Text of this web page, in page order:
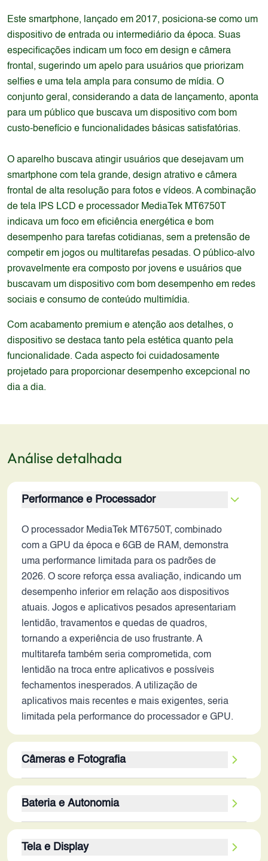
Este smartphone, lançado em 2017, posiciona-se como um
dispositivo de entrada ou intermediário da época. Suas
especificações indicam um foco em design e câmera
frontal, sugerindo um apelo para usuários que priorizam
selfies e uma tela ampla para consumo de mídia. O
conjunto geral, considerando a data de lançamento, aponta
para um público que buscava um dispositivo com bom
custo-benefício e funcionalidades básicas satisfatórias.
O aparelho buscava atingir usuários que desejavam um
smartphone com tela grande, design atrativo e câmera
frontal de alta resolução para fotos e vídeos. A combinação
de tela IPS LCD e processador MediaTek MT6750T
indicava um foco em eficiência energética e bom
desempenho para tarefas cotidianas, sem a pretensão de
competir em jogos ou multitarefas pesadas. O público-alvo
provavelmente era composto por jovens e usuários que
buscavam um dispositivo com bom desempenho em redes
sociais e consumo de conteúdo multimídia.
Com acabamento premium e atenção aos detalhes, o
dispositivo se destaca tanto pela estética quanto pela
funcionalidade. Cada aspecto foi cuidadosamente
projetado para proporcionar desempenho excepcional no
dia a dia.
Análise detalhada
Performance e Processador
O processador MediaTek MT6750T, combinado
com a GPU da época e 6GB de RAM, demonstra
uma performance limitada para os padrões de
2026. O score reforça essa avaliação, indicando um
desempenho inferior em relação aos dispositivos
atuais. Jogos e aplicativos pesados apresentariam
lentidão, travamentos e quedas de quadros,
tornando a experiência de uso frustrante. A
multitarefa também seria comprometida, com
lentidão na troca entre aplicativos e possíveis
fechamentos inesperados. A utilização de
aplicativos mais recentes e mais exigentes, seria
limitada pela performance do processador e GPU.
Câmeras e Fotografia
podem ter oferecido boa qualidade de imagem em
2017, mas em 2026, a ausência de recursos como
algoritmos de processamento de imagem
Bateria e Autonomia
para os padrões atuais, considerando o tamanho da
Tela e Display